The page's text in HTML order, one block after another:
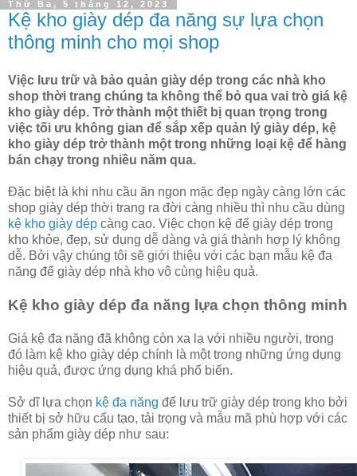
Thứ Ba, 5 tháng 12, 2023
Kệ kho giày dép đa năng sự lựa chọn
thông minh cho mọi shop
Việc lưu trữ và bảo quản giày dép trong các nhà kho
shop thời trang chúng ta không thể bỏ qua vai trò giá kệ
kho giày dép. Trở thành một thiết bị quan trọng trong
việc tối ưu không gian để sắp xếp quản lý giày dép, kệ
kho giày dép trở thành một trong những loại kệ để hàng
bán chạy trong nhiều năm qua.
Đặc biệt là khi nhu cầu ăn ngon mặc đẹp ngày càng lớn các
shop giày dép thời trang ra đời càng nhiều thì nhu cầu dùng
kệ kho giày dép càng cao. Việc chọn kệ để giày dép trong
kho khỏe, đẹp, sử dụng dễ dàng và giá thành hợp lý không
dễ. Bởi vậy chúng tôi sẽ giới thiệu với các bạn mẫu kệ đa
năng để giày dép nhà kho vô cùng hiệu quả.
Kệ kho giày dép đa năng lựa chọn thông minh
Giá kệ đa năng đã không còn xa lạ với nhiều người, trong
đó làm kệ kho giày dép chính là một trong những ứng dụng
hiệu quả, được ứng dụng khá phổ biến.
Sở dĩ lựa chọn kệ đa năng để lưu trữ giày dép trong kho bởi
thiết bị sở hữu cấu tạo, tải trọng và mẫu mã phù hợp với các
sản phẩm giày dép như sau: